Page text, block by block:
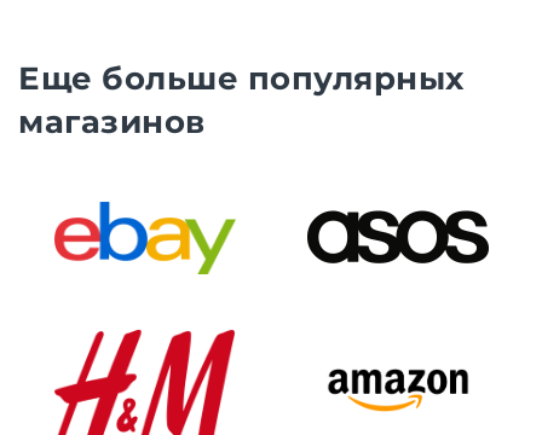
Еще больше популярных
магазинов